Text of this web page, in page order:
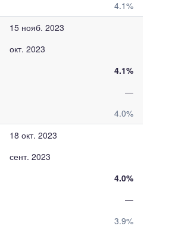
4.1%
15 нояб. 2023
окт. 2023
4.1%
—
4.0%
18 окт. 2023
сент. 2023
4.0%
—
3.9%